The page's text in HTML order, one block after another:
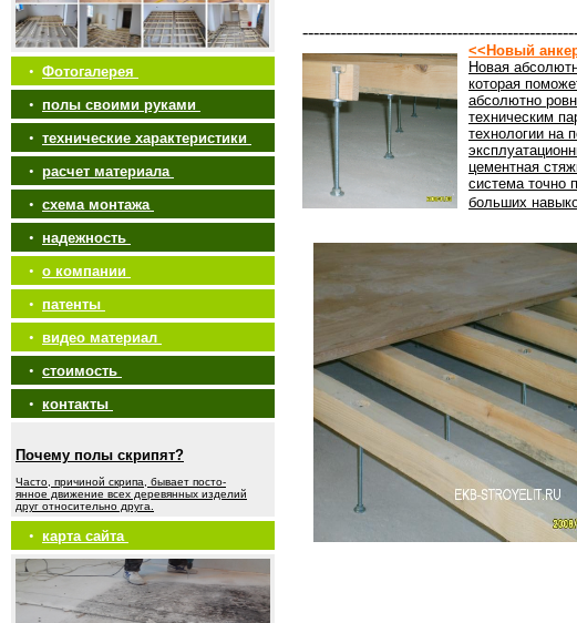
• Фотогалерея
• полы своими руками
• технические характеристики
• расчет материала
• схема монтажа
• надежность
• о компании
• патенты
• видео материал
• стоимость
• контакты
Почему полы скрипят?
Часто, причиной скрипа, бывает посто-
янное движение всех деревянных изделий
друг относительно друга.
• карта сайта
<<Новый
Новая
которая
абсолютно
техническим
технологии на
цементная
система точно
больших